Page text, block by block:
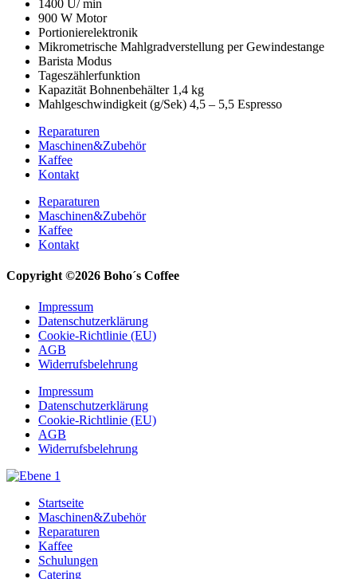
1400 U/ min
900 W Motor
Portionierelektronik
Mikrometrische Mahlgradverstellung per Gewindestange
Barista Modus
Tageszählerfunktion
Kapazität Bohnenbehälter 1,4 kg
Mahlgeschwindigkeit (g/Sek) 4,5 – 5,5 Espresso
Reparaturen
Maschinen&Zubehör
Kaffee
Kontakt
Reparaturen
Maschinen&Zubehör
Kaffee
Kontakt
Copyright ©2026 Boho´s Coffee
Impressum
Datenschutzerklärung
Cookie-Richtlinie (EU)
AGB
Widerrufsbelehrung
Impressum
Datenschutzerklärung
Cookie-Richtlinie (EU)
AGB
Widerrufsbelehrung
Startseite
Maschinen&Zubehör
Reparaturen
Kaffee
Schulungen
Catering